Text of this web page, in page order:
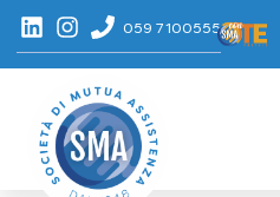
059 7100555